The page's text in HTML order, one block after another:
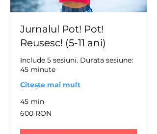
Jurnalul Pot! Pot!
Reusesc! (5-11 ani)
Include 5 sesiuni. Durata sesiune:
45 minute
Citește mai mult
45 min
600
de
600 RON